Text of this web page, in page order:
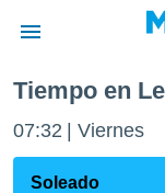
de
ha sido
Tiempo en
07:32 Viernes
Soleado